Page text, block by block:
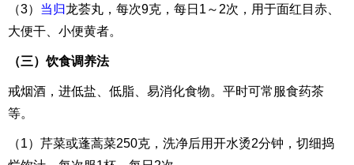
（3） 当归龙荟丸，每次9克，每日1～2次，用于面红目赤、
大便干、小便黄者。
（三）饮食调养法
戒烟酒，进低盐、低脂、易消化食物。平时可常服食药茶
等。
（1）芹菜或蓬蒿菜250克，洗净后用开水烫2分钟，切细捣